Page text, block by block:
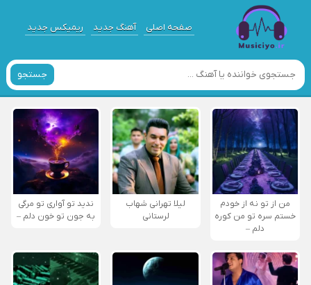
صفحه اصلی آهنگ جدید ریمیکس جدید
جستجو
من از تو نه از خودم
خستم سره تو من کوره
دلم –
لیلا تهرانی شهاب
لرستانی
ندید تو آواری تو مرگی
به جون تو خون دلم –